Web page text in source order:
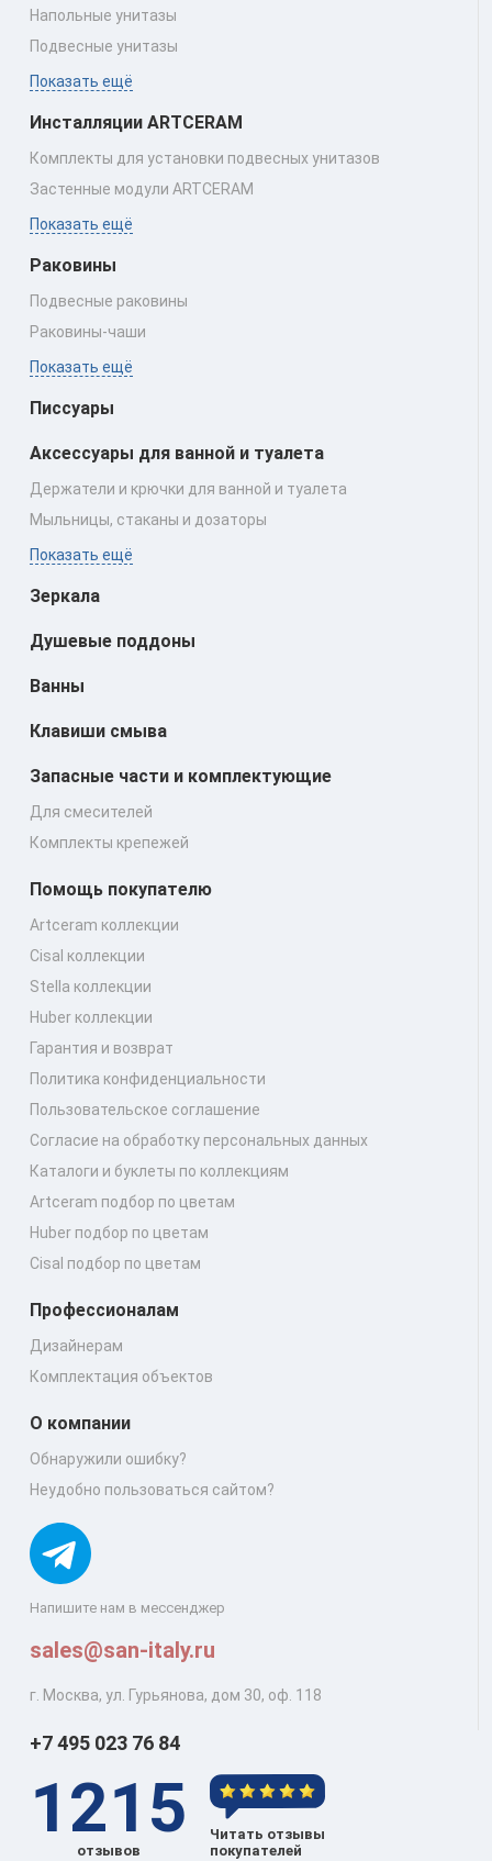
Напольные унитазы
Подвесные унитазы
Показать ещё
Инсталляции ARTCERAM
Комплекты для установки подвесных унитазов
Застенные модули ARTCERAM
Показать ещё
Раковины
Подвесные раковины
Раковины‑чаши
Показать ещё
Писсуары
Аксессуары для ванной и туалета
Держатели и крючки для ванной и туалета
Мыльницы, стаканы и дозаторы
Показать ещё
Зеркала
Душевые поддоны
Ванны
Клавиши смыва
Запасные части и комплектующие
Для смесителей
Комплекты крепежей
Напишите нам в мессенджер
sales@san-italy.ru
г. Москва, ул. Гурьянова, дом 30, оф. 118
Помощь покупателю
Artceram коллекции
Cisal коллекции
Stella коллекции
Huber коллекции
Гарантия и возврат
Политика конфиденциальности
Пользовательское соглашение
Согласие на обработку персональных данных
Каталоги и буклеты по коллекциям
Artceram подбор по цветам
Huber подбор по цветам
Cisal подбор по цветам
Профессионалам
Дизайнерам
Комплектация объектов
О компании
Обнаружили ошибку?
Неудобно пользоваться сайтом?
+7 495 023 76 84
1215
отзывов
Читать отзывы
покупателей